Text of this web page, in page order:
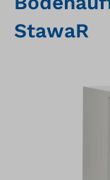
StawaR
Bildergalerie